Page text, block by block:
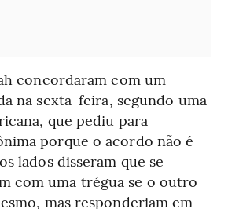
concordaram com um
na sexta-feira, segundo uma
que pediu para
porque o acordo não é
lados disseram que se
com uma trégua se o outro
mas responderiam em